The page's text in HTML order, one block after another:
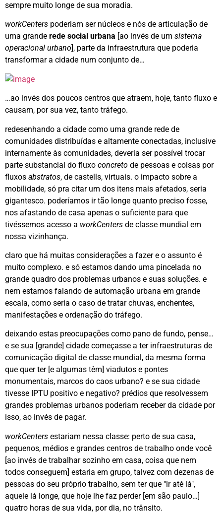
sempre muito longe de sua moradia.
workCenters poderiam ser núcleos e nós de articulação de
uma grande rede social urbana [ao invés de um sistema
operacional urbano], parte da infraestrutura que poderia
transformar a cidade num conjunto de…
…ao invés dos poucos centros que atraem, hoje, tanto fluxo e
causam, por sua vez, tanto tráfego.
redesenhando a cidade como uma grande rede de
comunidades distribuídas e altamente conectadas, inclusive
internamente às comunidades, deveria ser possível trocar
parte substancial do fluxo concreto de pessoas e coisas por
fluxos abstratos, de castells, virtuais. o impacto sobre a
mobilidade, só pra citar um dos itens mais afetados, seria
gigantesco. poderíamos ir tão longe quanto preciso fosse,
nos afastando de casa apenas o suficiente para que
tivéssemos acesso a workCenters de classe mundial em
nossa vizinhança.
claro que há muitas considerações a fazer e o assunto é
muito complexo. e só estamos dando uma pincelada no
grande quadro dos problemas urbanos e suas soluções. e
nem estamos falando de automação urbana em grande
escala, como seria o caso de tratar chuvas, enchentes,
manifestações e ordenação do tráfego.
deixando estas preocupações como pano de fundo, pense…
e se sua [grande] cidade começasse a ter infraestruturas de
comunicação digital de classe mundial, da mesma forma
que quer ter [e algumas têm] viadutos e pontes
monumentais, marcos do caos urbano? e se sua cidade
tivesse IPTU positivo e negativo? prédios que resolvessem
grandes problemas urbanos poderiam receber da cidade por
isso, ao invés de pagar.
workCenters estariam nessa classe: perto de sua casa,
pequenos, médios e grandes centros de trabalho onde você
[ao invés de trabalhar sozinho em casa, coisa que nem
todos conseguem] estaria em grupo, talvez com dezenas de
pessoas do seu próprio trabalho, sem ter que "ir até lá",
aquele lá longe, que hoje lhe faz perder [em são paulo…]
quatro horas de sua vida, por dia, no trânsito.